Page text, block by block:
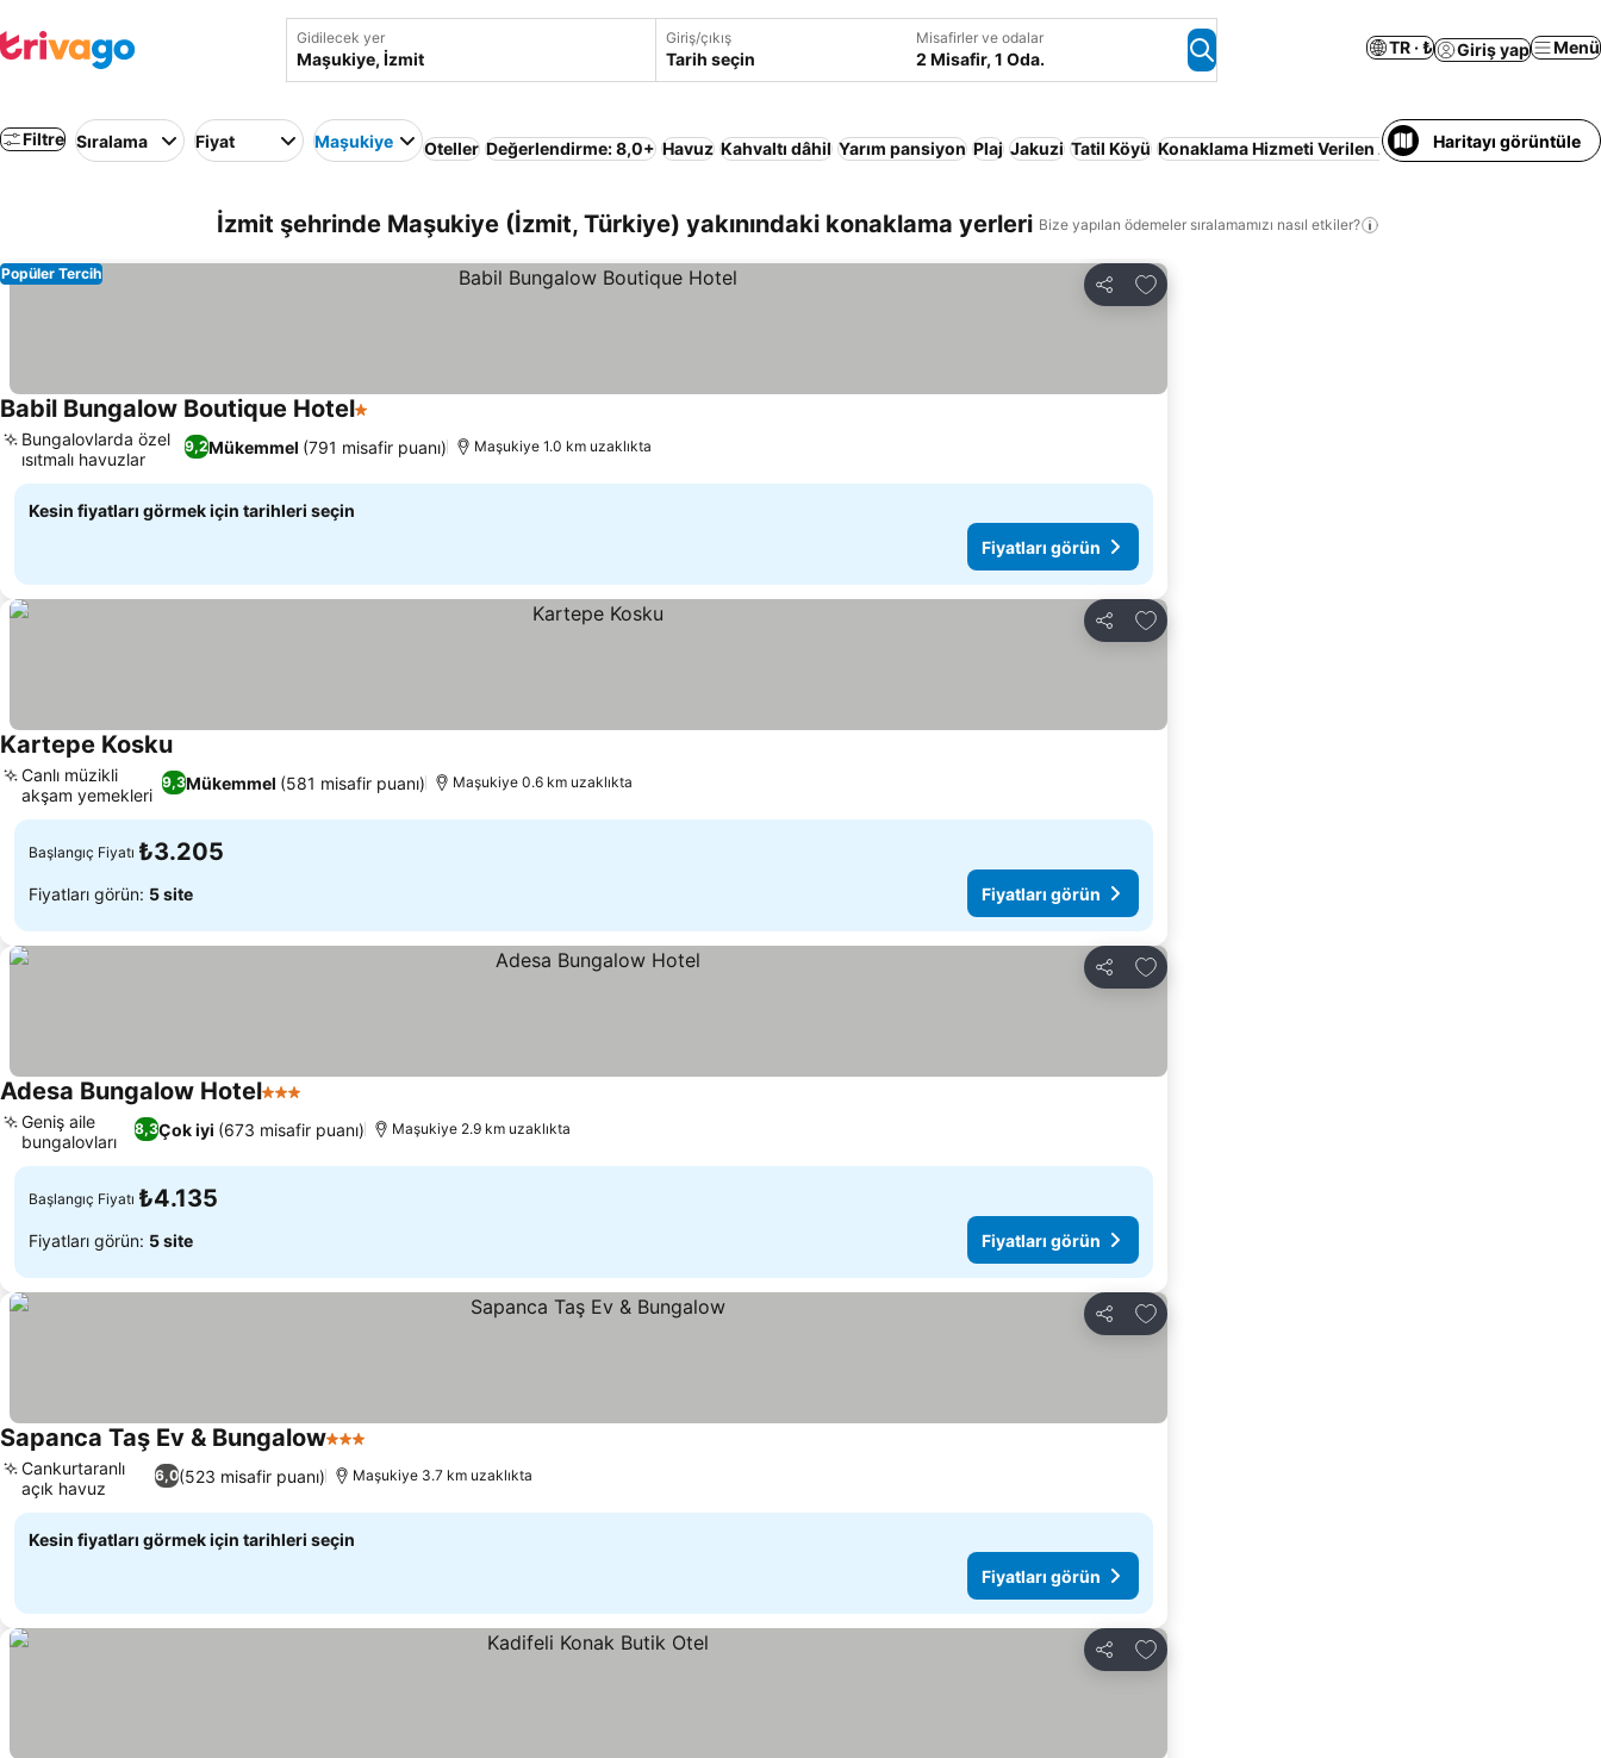
Gidilecek yer Giriş/çıkış
Tarih seçin
Misafirler ve odalar
2 Misafir, 1 Oda.
TR · ₺ Giriş yap Menü
Filtre Sıralama Fiyat Maşukiye Oteller Değerlendirme: 8,0+ Havuz Kahvaltı dâhil Yarım pansiyon Plaj Jakuzi Tatil Köyü Konaklama Hizmeti Verilen Apart DaireHaritayı görüntüle
İzmit şehrinde Maşukiye (İzmit, Türkiye) yakınındaki konaklama yerleri Bize yapılan ödemeler sıralamamızı nasıl etkiler?
Paylaş
Favorilerime ekle
Popüler Tercih
Babil Bungalow Boutique Hotel1 Yıldız
9,2Mükemmel (791 misafir puanı)
Bungalovlarda özel
ısıtmalı havuzlar
Maşukiye 1.0 km uzaklıkta
Kesin fiyatları görmek için tarihleri seçin
Fiyatları görün
Paylaş
Favorilerime ekle
Kartepe KoskuFiyatları görün
9,3Mükemmel (581 misafir puanı)
Canlı müzikli
akşam yemekleri
Maşukiye 0.6 km uzaklıkta
Başlangıç Fiyatı ₺3.205
Fiyatları görün: 5 site Fiyatları görün
Paylaş
Favorilerime ekle
Adesa Bungalow Hotel3 Yıldız
8,3Çok iyi (673 misafir puanı)
Geniş aile
bungalovları
Maşukiye 2.9 km uzaklıkta
Başlangıç Fiyatı ₺4.135
Fiyatları görün: 5 site Fiyatları görün
Paylaş
Favorilerime ekle
Sapanca Taş Ev & Bungalow3 Yıldız
6,0(523 misafir puanı)
Cankurtaranlı
açık havuz
Maşukiye 3.7 km uzaklıkta
Kesin fiyatları görmek için tarihleri seçin
Fiyatları görün
Paylaş
Favorilerime ekle